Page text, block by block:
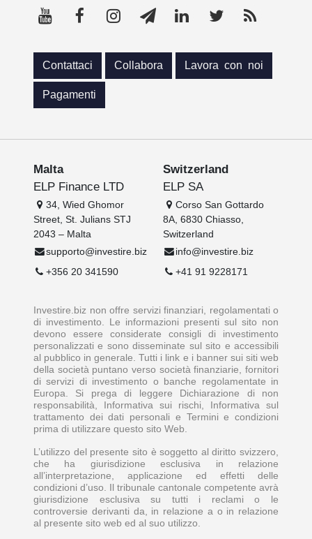
Contattaci Collabora Lavora con noi
Pagamenti
Malta
ELP Finance LTD
34, Wied Ghomor
Street, St. Julians STJ
2043 – Malta
supporto@investire.biz
+356 20 341590
Switzerland
ELP SA
Corso San Gottardo
8A, 6830 Chiasso,
Switzerland
info@investire.biz
+41 91 9228171
Investire.biz non offre servizi finanziari, regolamentati o
di investimento. Le informazioni presenti sul sito non
devono essere considerate consigli di investimento
personalizzati e sono disseminate sul sito e accessibili
al pubblico in generale. Tutti i link e i banner sui siti web
della società puntano verso società finanziarie, fornitori
di servizi di investimento o banche regolamentate in
Europa. Si prega di leggere Dichiarazione di non
responsabilità, Informativa sui rischi, Informativa sul
trattamento dei dati personali e Termini e condizioni
prima di utilizzare questo sito Web.
L’utilizzo del presente sito è soggetto al diritto svizzero,
che ha giurisdizione esclusiva in relazione
all’interpretazione, applicazione ed effetti delle
condizioni d’uso. Il tribunale cantonale competente avrà
giurisdizione esclusiva su tutti i reclami o le
controversie derivanti da, in relazione a o in relazione
al presente sito web ed al suo utilizzo.